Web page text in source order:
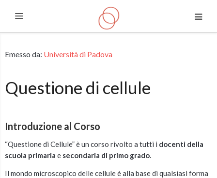
Espandi
Emesso da: Università di Padova
Questione di cellule
Introduzione al Corso
“Questione di Cellule” è un corso rivolto a tutti i docenti della
scuola primaria e secondaria di primo grado.
Il mondo microscopico delle cellule è alla base di qualsiasi forma